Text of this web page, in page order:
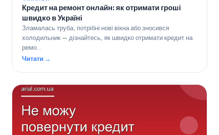
Кредит на ремонт онлайн: як отримати гроші
швидко в Україні
Зламалась труба, потрібні нові вікна або зносився
холодильник — дізнайтесь, як швидко отримати кредит на
ремо…
Читати →